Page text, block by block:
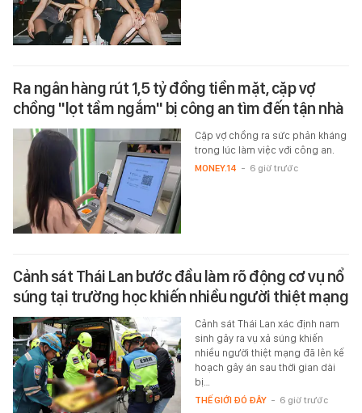
Ra ngân hàng rút 1,5 tỷ đồng tiền mặt, cặp vợ
chồng "lọt tầm ngắm" bị công an tìm đến tận nhà
Cặp vợ chồng ra sức phản kháng
trong lúc làm việc với công an.
MONEY.14 - 6 giờ trước
Cảnh sát Thái Lan bước đầu làm rõ động cơ vụ nổ
súng tại trường học khiến nhiều người thiệt mạng
Cảnh sát Thái Lan xác định nam
sinh gây ra vụ xả súng khiến
nhiều người thiệt mạng đã lên kế
hoạch gây án sau thời gian dài
bị…
THẾ GIỚI ĐÓ ĐÂY - 6 giờ trước